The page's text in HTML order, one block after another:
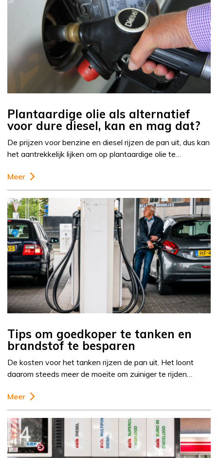
Plantaardige olie als alternatief
voor dure diesel, kan en mag dat?
De prijzen voor benzine en diesel rijzen de pan uit, dus kan
het aantrekkelijk lijken om op plantaardige olie te…
Meer
Tips om goedkoper te tanken en
brandstof te besparen
De kosten voor het tanken rijzen de pan uit. Het loont
daarom steeds meer de moeite om zuiniger te rijden…
Meer